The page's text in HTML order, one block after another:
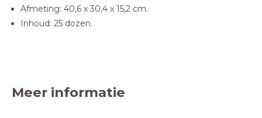
Afmeting: 40,6 x 30,4 x 15,2 cm.
Inhoud: 25 dozen.
Meer informatie